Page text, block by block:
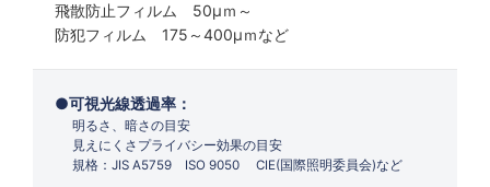
飛散防止フィルム 50µｍ～
防犯フィルム 175～400µｍなど
可視光線透過率：
明るさ、暗さの目安
見えにくさプライバシー効果の目安
規格：JIS A5759 ISO 9050 CIE(国際照明委員会)など